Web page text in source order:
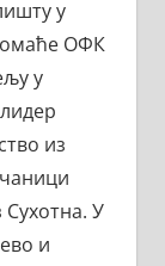
у
ОФК
у
из
Сухотна. У
и